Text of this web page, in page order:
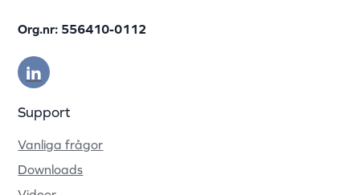
Org.nr: 556410-0112
Support
Vanliga frågor
Downloads